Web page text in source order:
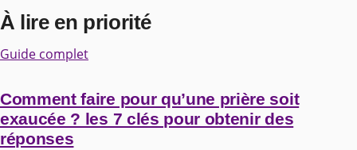
À lire en priorité
Guide complet
Comment faire pour qu’une prière soit
exaucée ? les 7 clés pour obtenir des
réponses